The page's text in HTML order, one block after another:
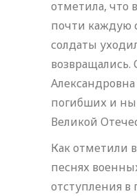
отметила, что
почти каждую
солдаты
возвращались.
погибших и
Великой
Как отметили
песнях
отступления